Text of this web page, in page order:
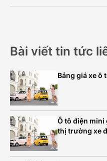
Bài viết tin tức
Bảng giá xe ô
Ô tô điện mini
thị trường xe